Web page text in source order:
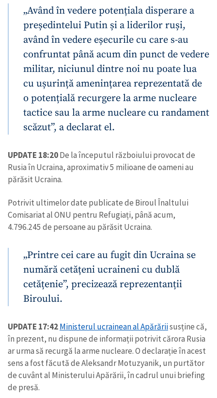
„Având în vedere potențiala disperare a
președintelui Putin și a liderilor ruși,
având în vedere eșecurile cu care s-au
confruntat până acum din punct de vedere
militar, niciunul dintre noi nu poate lua
cu ușurință amenințarea reprezentată de
o potențială recurgere la arme nucleare
tactice sau la arme nucleare cu randament
scăzut”, a declarat el.
UPDATE 18:20De la începutul războiului provocat de
Rusia în Ucraina, aproximativ 5 milioane de oameni au
părăsit Ucraina.
Potrivit ultimelor date publicate de Biroul Înaltului
Comisariat al ONU pentru Refugiați, până acum,
4.796.245 de persoane au părăsit Ucraina.
„Printre cei care au fugit din Ucraina se
numără cetățeni ucraineni cu dublă
cetățenie”, precizează reprezentanții
Biroului.
UPDATE 17:42Ministerul ucrainean al Apărăriisusține că,
în prezent, nu dispune de informații potrivit cărora Rusia
ar urma să recurgă la arme nucleare. O declarație în acest
sens a fost făcută de Aleksandr Motuzyanik, un purtător
de cuvânt al Ministerului Apărării, în cadrul unui briefing
de presă.